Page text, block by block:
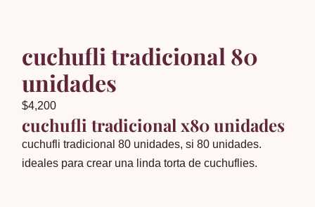
cuchufli tradicional 80
unidades
$4,200
cuchufli tradicional x80 unidades
cuchufli tradicional 80 unidades, si 80 unidades.
ideales para crear una linda torta de cuchuflies.